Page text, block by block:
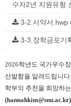
수자2년 지원유형
3-2.서약서.hwp
3-3.장학금포기
2026학년도 국가우수
선발함을 알려드립니다.
학부의 추천을 희망하는
(hannahkim@snu.ac.kr)